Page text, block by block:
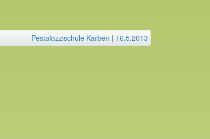
Pestalozzischule Karben | 16.5.2013